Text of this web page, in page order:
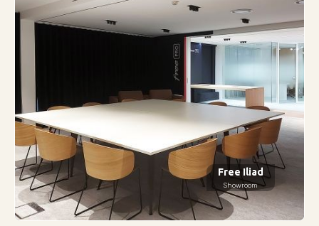
Free Iliad
Showroom